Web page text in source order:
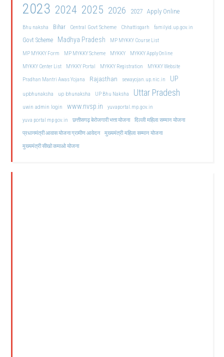
2023 2024 2025 2026 2027 Apply Online
Bhu naksha Bihar Central Govt Scheme Chhattisgarh familyid.up.gov.in
Govt Scheme Madhya Pradesh
MP MYKKY Course List
MP MYKKY Form
MP MYKKY Scheme MYKKY
MYKKY Apply Online
MYKKY Center List
MYKKY Portal MYKKY Registration
MYKKY Website
Pradhan Mantri Awas Yojana
Rajasthan sewayojan.up.nic.in UP
upbhunaksha up bhunaksha UP Bhu Naksha Uttar Pradesh
uwin admin login www.nvsp.in
yuvaportal.mp.gov.in
yuva portal mp gov.in
छत्तीसगढ़ बेरोजगारी भत्ता योजना दिल्ली महिला सम्मान योजना
प्रधानमंत्री आवास योजना ग्रामीण आवेदन मुख्यमंत्री महिला सम्मान योजना
मुख्यमंत्री सीखो कमाओ योजना